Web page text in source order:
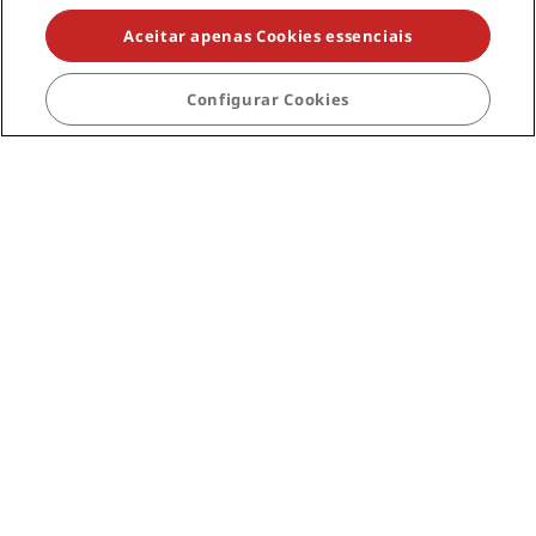
Profissionais de viagem
Corporativo
Jurídico
Aceitar apenas Cookies essenciais
Configurar Cookies